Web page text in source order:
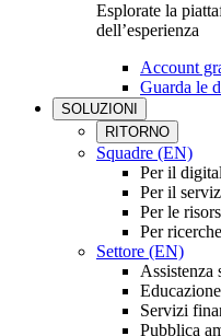
Esplorate la
dell’esperienza
Account
Guarda le
SOLUZIONI
RITORNO
Squadre (EN)
Per il
Per il
Per le
Per
Settore (EN)
Assistenza
Educazione
Servizi
Pubblica